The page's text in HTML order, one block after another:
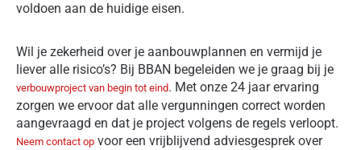
voldoen aan de huidige eisen.
Wil je zekerheid over je aanbouwplannen en vermijd je
liever alle risico’s? Bij BBAN begeleiden we je graag bij je
verbouwproject van begin tot eind. Met onze 24 jaar ervaring
zorgen we ervoor dat alle vergunningen correct worden
aangevraagd en dat je project volgens de regels verloopt.
Neem contact op voor een vrijblijvend adviesgesprek over